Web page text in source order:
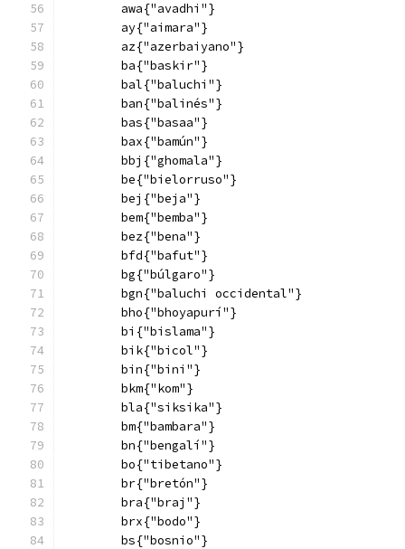
        awa{"avadhi"}
        ay{"aimara"}
        az{"azerbaiyano"}
        ba{"baskir"}
        bal{"baluchi"}
        ban{"balinés"}
        bas{"basaa"}
        bax{"bamún"}
        bbj{"ghomala"}
        be{"bielorruso"}
        bej{"beja"}
        bem{"bemba"}
        bez{"bena"}
        bfd{"bafut"}
        bg{"búlgaro"}
        bgn{"baluchi occidental"}
        bho{"bhoyapurí"}
        bi{"bislama"}
        bik{"bicol"}
        bin{"bini"}
        bkm{"kom"}
        bla{"siksika"}
        bm{"bambara"}
        bn{"bengalí"}
        bo{"tibetano"}
        br{"bretón"}
        bra{"braj"}
        brx{"bodo"}
        bs{"bosnio"}